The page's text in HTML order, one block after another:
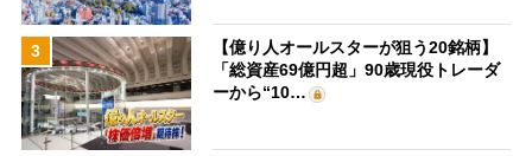
3
【億り人オールスターが狙う20銘柄】
「総資産69億円超」90歳現役トレーダ
ーから“10…